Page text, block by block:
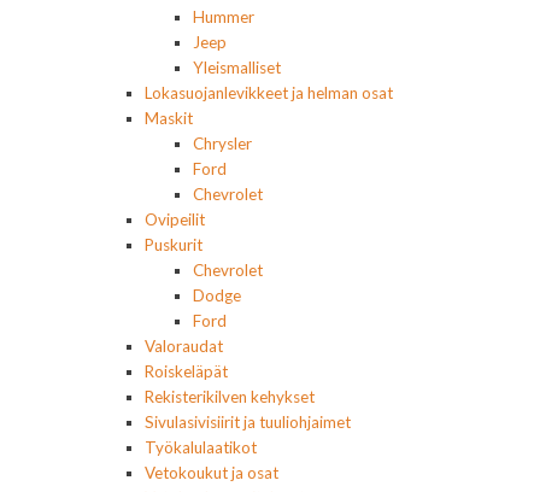
Hummer
Jeep
Yleismalliset
Lokasuojanlevikkeet ja helman osat
Maskit
Chrysler
Ford
Chevrolet
Ovipeilit
Puskurit
Chevrolet
Dodge
Ford
Valoraudat
Roiskeläpät
Rekisterikilven kehykset
Sivulasivisiirit ja tuuliohjaimet
Työkalulaatikot
Vetokoukut ja osat